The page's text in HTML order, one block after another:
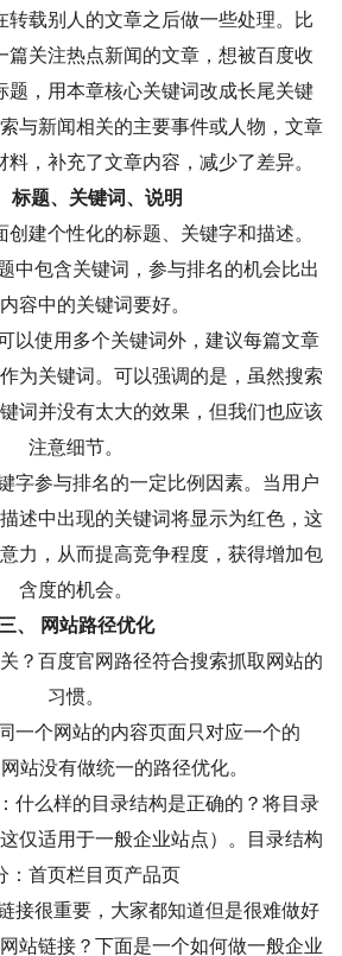
转载别人的文章之后做一些处理。比
篇关注热点新闻的文章，想被百度收
题，用本章核心关键词改成长尾关键
与新闻相关的主要事件或人物，文章
，补充了文章内容，减少了差异。
标题、关键词、说明
建个性化的标题、关键字和描述。
中包含关键词，参与排名的机会比出
容中的关键词要好。
以使用多个关键词外，建议每篇文章
为关键词。可以强调的是，虽然搜索
词并没有太大的效果，但我们也应该
注意细节。
字参与排名的一定比例因素。当用户
述中出现的关键词将显示为红色，这
力，从而提高竞争程度，获得增加包
含度的机会。
三、 网站路径优化
？百度官网路径符合搜索抓取网站的
习惯。
一个网站的内容页面只对应一个的
站没有做统一的路径优化。
什么样的目录结构是正确的？将目录
仅适用于一般企业站点）。目录结构
：首页栏目页产品页
接很重要，大家都知道但是很难做好
站链接？下面是一个如何做一般企业